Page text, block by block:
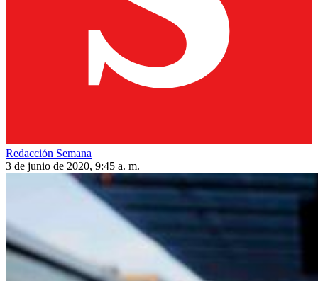
Redacción Semana
3 de junio de 2020, 9:45 a. m.